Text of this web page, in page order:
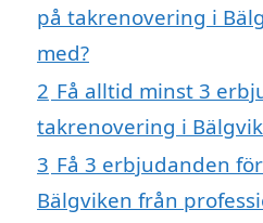
på takrenovering i
med?
2 Få alltid minst 3
takrenovering i
3 Få 3 erbjudanden
Bälgviken från